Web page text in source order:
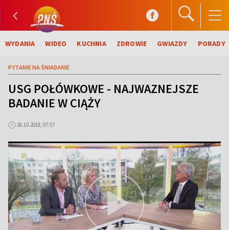
WYDANIA WIDEO KUCHNIA ZDROWIE GWIAZDY PORADY
PYTANIE NA ŚNIADANIE
USG POŁÓWKOWE - NAJWAZNEJSZE
BADANIE W CIĄŻY
26.10.2018, 07:57